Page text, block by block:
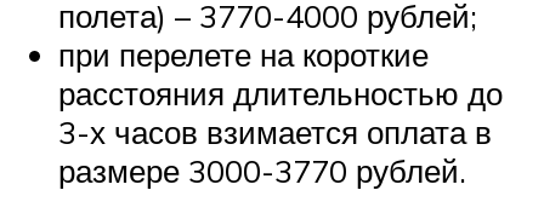
полета) – 3770-4000 рублей;
при перелете на короткие
расстояния длительностью до
3-х часов взимается оплата в
размере 3000-3770 рублей.